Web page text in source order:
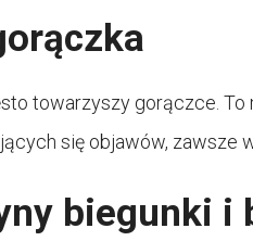
towarzyszy gorączce.
się objawów, zawsze
biegunki i